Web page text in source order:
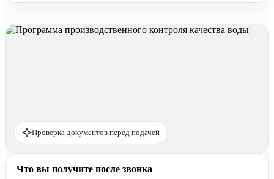
Проверка документов перед подачей
Что вы получите после звонка